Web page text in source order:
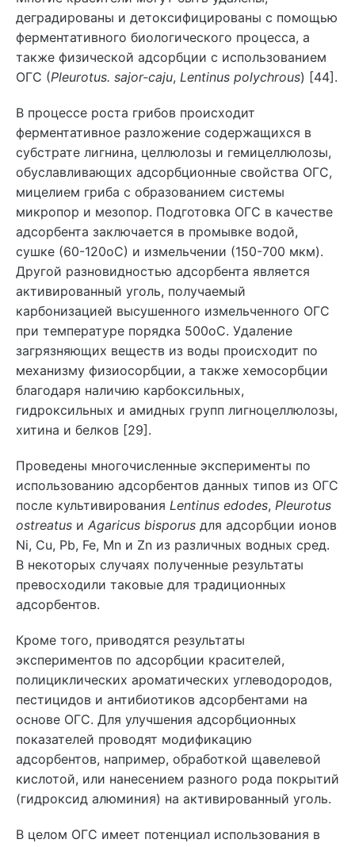
деградированы и детоксифицированы с помощью
ферментативного биологического процесса, а
также физической адсорбции с использованием
ОГС (Pleurotus. sajor-caju, Lentinus polychrous) [44].
В процессе роста грибов происходит
ферментативное разложение содержащихся в
субстрате лигнина, целлюлозы и гемицеллюлозы,
обуславливающих адсорбционные свойства ОГС,
мицелием гриба с образованием системы
микропор и мезопор. Подготовка ОГС в качестве
адсорбента заключается в промывке водой,
сушке (60-120оС) и измельчении (150-700 мкм).
Другой разновидностью адсорбента является
активированный уголь, получаемый
карбонизацией высушенного измельченного ОГС
при температуре порядка 500оС. Удаление
загрязняющих веществ из воды происходит по
механизму физиосорбции, а также хемосорбции
благодаря наличию карбоксильных,
гидроксильных и амидных групп лигноцеллюлозы,
хитина и белков [29].
Проведены многочисленные эксперименты по
использованию адсорбентов данных типов из ОГС
после культивирования Lentinus edodes, Pleurotus
ostreatus и Agaricus bisporus для адсорбции ионов
Ni, Cu, Pb, Fe, Mn и Zn из различных водных сред.
В некоторых случаях полученные результаты
превосходили таковые для традиционных
адсорбентов.
Кроме того, приводятся результаты
экспериментов по адсорбции красителей,
полициклических ароматических углеводородов,
пестицидов и антибиотиков адсорбентами на
основе ОГС. Для улучшения адсорбционных
показателей проводят модификацию
адсорбентов, например, обработкой щавелевой
кислотой, или нанесением разного рода покрытий
(гидроксид алюминия) на активированный уголь.
В целом ОГС имеет потенциал использования в